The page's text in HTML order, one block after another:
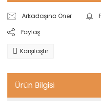
Arkadaşına Öner
Paylaş
Karşılaştır
Ürün Bilgisi